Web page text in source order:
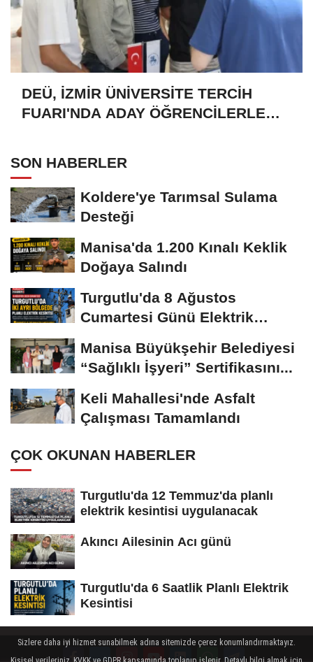
DEÜ, İZMİR ÜNİVERSİTE TERCİH
FUARI'NDA ADAY ÖĞRENCİLERLE
SON HABERLER
Koldere'ye Tarımsal Sulama
Desteği
Manisa'da 1.200 Kınalı Keklik
Doğaya Salındı
Turgutlu'da 8 Ağustos
Cumartesi Günü Elektrik
Manisa Büyükşehir Belediyesi
“Sağlıklı İşyeri” Sertifikasını...
Keli Mahallesi'nde Asfalt
Çalışması Tamamlandı
ÇOK OKUNAN HABERLER
Turgutlu'da 12 Temmuz'da planlı
elektrik kesintisi uygulanacak
Akıncı Ailesinin Acı günü
Turgutlu'da 6 Saatlik Planlı Elektrik
Kesintisi
Sizlere daha iyi hizmet sunabilmek adına sitemizde çerez konumlandırmaktayız.